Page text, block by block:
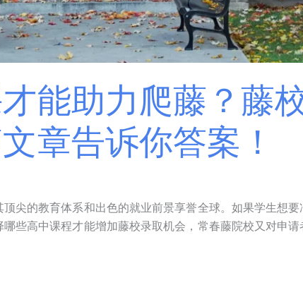
能助力爬藤？藤
章告诉你答案！
尖的教育体系和出色的就业前景享誉全球。如果学生想
些高中课程才能增加藤校录取机会，常春藤院校又对申请